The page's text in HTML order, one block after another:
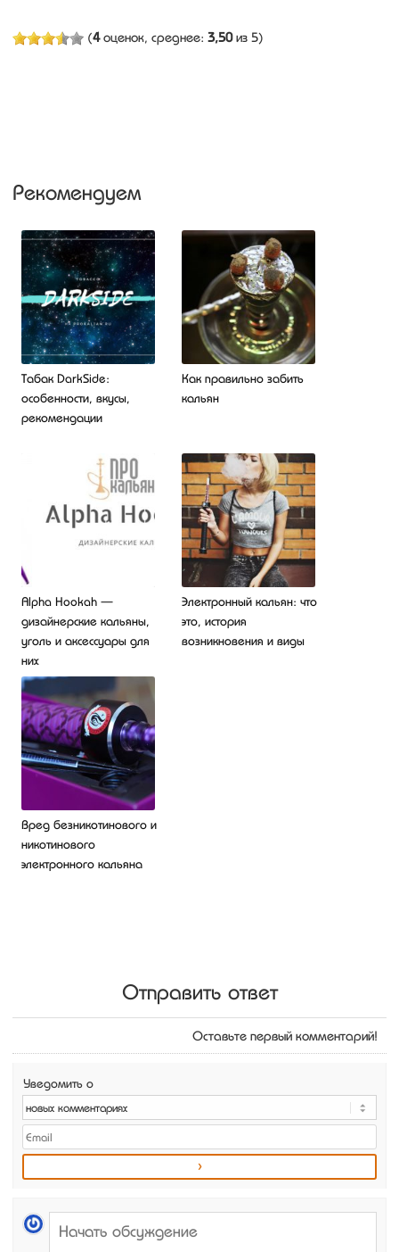
(4оценок, среднее:3,50из 5)
Рекомендуем
Табак DarkSide:
особенности, вкусы,
рекомендации
Как правильно забить
кальян
Alpha Hookah —
дизайнерские кальяны,
уголь и аксессуары для
них
Электронный кальян: что
это, история
возникновения и виды
Вред безникотинового и
никотинового
электронного кальяна
Отправить ответ
Оставьте первый комментарий!
Уведомить о